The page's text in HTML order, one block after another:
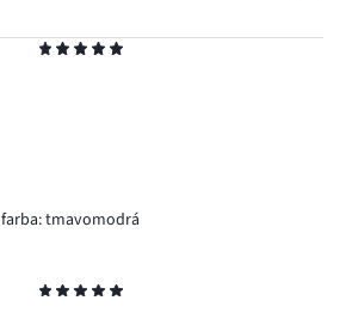
farba: tmavomodrá